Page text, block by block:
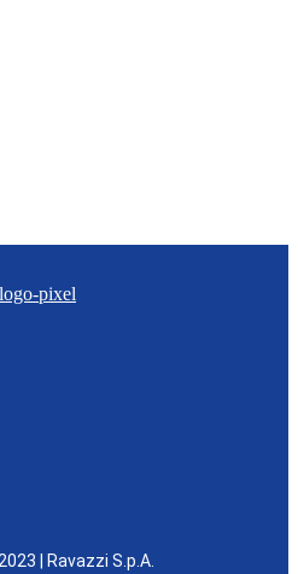
| Ravazzi S.p.A.